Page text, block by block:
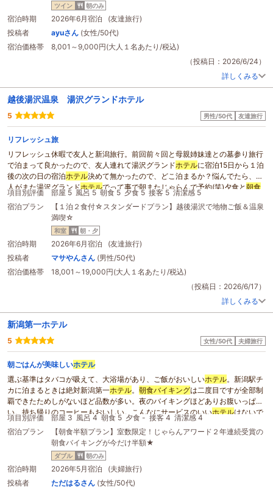
ん、パンもスープも、基本的なものがとてもおいしかったです。
チェックインの時、ワンランク上のお部屋が空いていると伝えられましたが、
推し活メインだったので断ってしまった...それだけが心残りでした。次は、最
初からランクアップして予約したいです。
お世話になりました。
ツイン 朝のみ
宿泊時期
2026年6月宿泊 (友達旅行)
投稿者
ayuさん (女性/50代)
宿泊価格帯
8,001～9,000円(大人１名あたり/税込)
（投稿日：2026/6/24）
詳しくみる
越後湯沢温泉 湯沢グランドホテル
5 男性/50代 友達旅行
リフレッシュ旅
リフレッシュ休暇で友人と新潟旅行。前回前々回と母親姉妹達との墓参り旅行
で泊まって良かったので、友人連れて湯沢グランドホテルに宿泊15日から１泊
後の次の日の宿泊ホテル決めて無かったので、どこ泊まるか？悩んでたら、友
人がまた湯沢グランドホテルでって事で朝またじゃらんで予約(笑)夕食と朝食
バイキング がとても美味しかったらしく連泊でも飽きずに美味しかったって連
呼してましたわ(笑)二泊目の夕食のおかずも前日と少し変わっていたのでなお
良かったです。部屋の方も予約した部屋より二泊とも良い部屋にアップグレー
ドしてくれて感激ものでした。また新潟行く時は湯沢グランド
たいと思います。
項目別評価 部屋 5 風呂 5 朝食 5 夕食 5 接客 5 清潔感 5
宿泊プラン
【１泊２食付☆スタンダードプラン】越後湯沢で地物ご飯＆温泉
満喫☆
和室 朝・夕
宿泊時期
2026年6月宿泊 (友達旅行)
投稿者
マサやんさん (男性/50代)
宿泊価格帯
18,001～19,000円(大人１名あたり/税込)
（投稿日：2026/6/17）
詳しくみる
新潟第一ホテル
5 女性/50代 夫婦旅行
朝ごはんが美味しいホテル
選ぶ基準はタバコが吸えて、大浴場があり、ご飯がおいしいホテル。新潟駅チ
カに泊まるときは絶対新潟第一ホテル。 朝食バイキングは二度目ですが全部制
覇できたためしがないほど品数が多い。夜のバイキングほどありお腹いっぱ
い。持ち帰りのコーヒーもおいしい。こんなにサービスのいいホテルはないで
すね。
項目別評価 部屋 3 風呂 4 朝食 5 夕食 - 接客 4 清潔感 4
宿泊プラン
【朝食半額プラン】室数限定！じゃらんアワード２年連続受賞の
朝食バイキングが今だけ半額★
ダブル 朝のみ
宿泊時期
2026年5月宿泊 (夫婦旅行)
投稿者
ただはるさん (女性/50代)